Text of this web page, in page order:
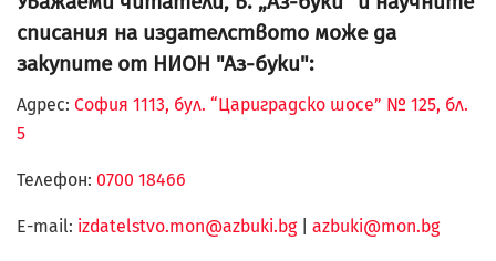
списания на издателството може да
закупите от НИОН "Аз-буки":
Адрес: София 1113, бул. “Цариградско шосе” № 125, бл.
5
Телефон: 0700 18466
Е-mail: izdatelstvo.mon@azbuki.bg| azbuki@mon.bg